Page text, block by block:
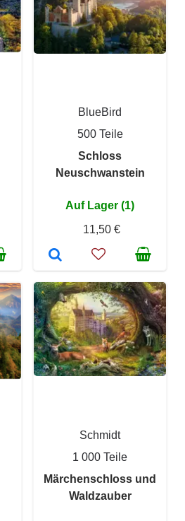
BlueBird
500 Teile
Schloss
Neuschwanstein
Auf Lager (1)
11,50 €
Schmidt
1 000 Teile
Märchenschloss und
Waldzauber